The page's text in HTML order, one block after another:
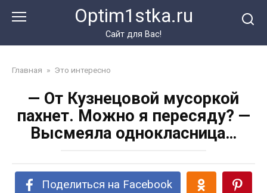
Optim1stka.ru
Сайт для Вас!
Главная » Это интересно
— От Кузнецовой мусоркой
пахнет. Можно я пересяду? —
Высмеяла однокласница…
Поделиться на Facebook